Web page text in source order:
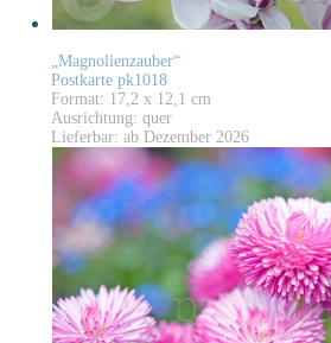
„Magnolienzauber“
Postkarte pk1018
Format: 17,2 x 12,1 cm
Ausrichtung: quer
Lieferbar: ab Dezember 2026